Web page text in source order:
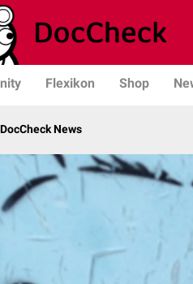
Flexikon Shop
DocCheck News